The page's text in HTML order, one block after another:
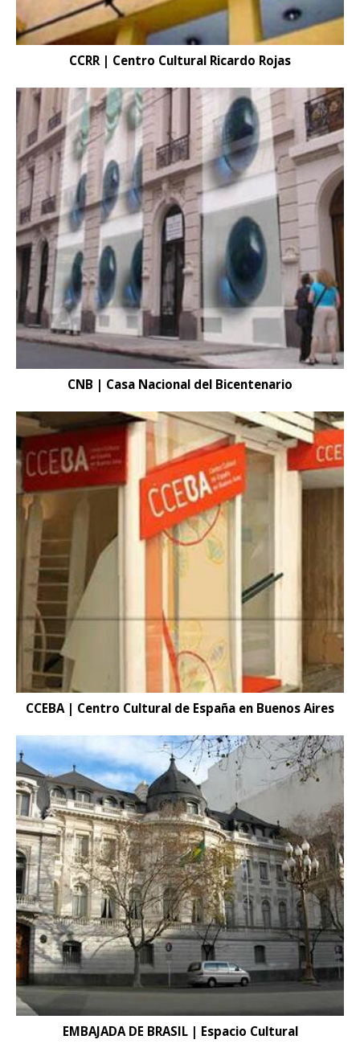
CCRR | Centro Cultural Ricardo Rojas
CNB | Casa Nacional del Bicentenario
CCEBA | Centro Cultural de España en Buenos Aires
EMBAJADA DE BRASIL | Espacio Cultural